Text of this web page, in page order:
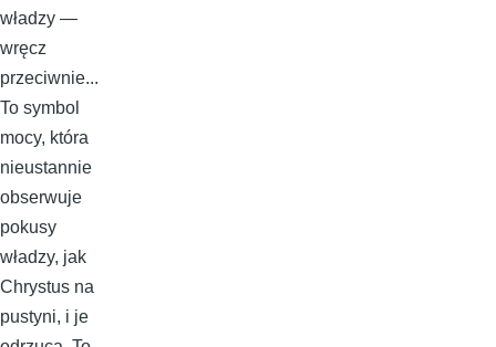
władzy —
wręcz
przeciwnie...
To symbol
mocy, która
nieustannie
obserwuje
pokusy
władzy, jak
Chrystus na
pustyni, i je